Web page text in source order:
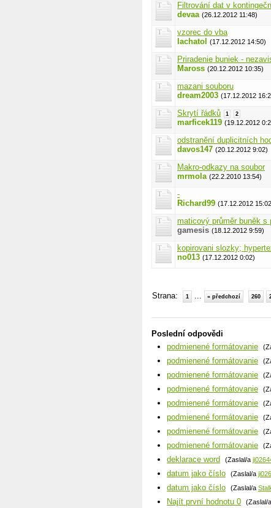
Filtrování dat v
devaa (26.12.2012 11:48)
vzorec do vba
lachatol
(17.12.2012 14:50)
Priradenie buniek -
Maross (20.12.2012 10:35)
mazani souboru
dream2003 (17.12.2012
Skrytí řádků 1 2
marficek119 (19.12.2012
odstranění duplicitních
davos147 (20.12.2012 9:02)
Makro-odkazy na soubor
mrmola (22.2.2010 13:54)
-
Richard99 (17.12.2012
maticový průměr buněk s
gamesis (18.12.2012 9:59)
kopirovani slozky;
no013 (17.12.2012 0:02)
Strana: 1 ... « předchozí 260
Poslední odpovědi
podmienené formátovanie
podmienené formátovanie
podmienené formátovanie
podmienené formátovanie
podmienené formátovanie
podmienené formátovanie
podmienené formátovanie
podmienené formátovanie
deklarace word (Zaslal/a
datum jako číslo (Zaslal/a
datum jako číslo (Zaslal/a
Najít první hodnotu 0 (Zaslal/a